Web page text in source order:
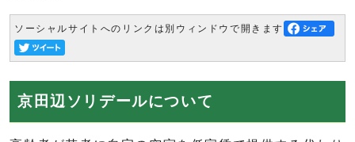
ソーシャルサイトへのリンクは別ウィンドウで開きます
京田辺ソリデールについて